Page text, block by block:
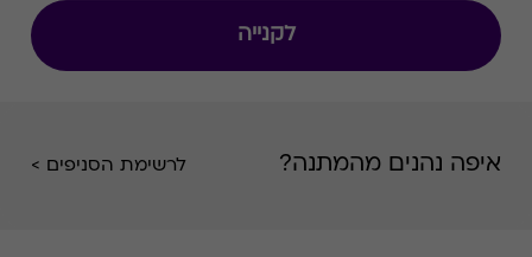
לקנייה
איפה נהנים מהמתנה? לרשימת הסניפים >